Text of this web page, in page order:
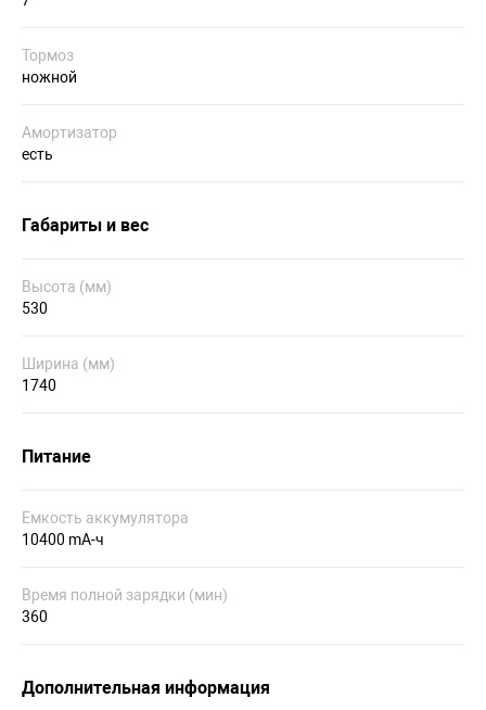
Тормоз
ножной
Амортизатор
есть
Габариты и вес
Высота (мм)
530
Ширина (мм)
1740
Питание
Емкость аккумулятора
10400 mA-ч
Время полной зарядки (мин)
360
Дополнительная информация